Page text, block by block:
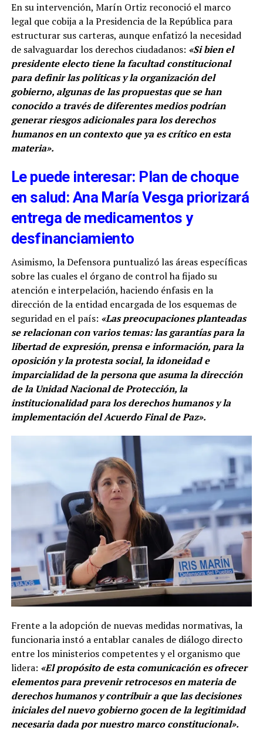
En su intervención, Marín Ortiz reconoció el marco
legal que cobija a la Presidencia de la República para
estructurar sus carteras, aunque enfatizó la necesidad
de salvaguardar los derechos ciudadanos: «Si bien el
presidente electo tiene la facultad constitucional
para definir las políticas y la organización del
gobierno, algunas de las propuestas que se han
conocido a través de diferentes medios podrían
generar riesgos adicionales para los derechos
humanos en un contexto que ya es crítico en esta
materia».
Le puede interesar: Plan de choque
en salud: Ana María Vesga priorizará
entrega de medicamentos y
desfinanciamiento
Asimismo, la Defensora puntualizó las áreas específicas
sobre las cuales el órgano de control ha fijado su
atención e interpelación, haciendo énfasis en la
dirección de la entidad encargada de los esquemas de
seguridad en el país: «Las preocupaciones planteadas
se relacionan con varios temas: las garantías para la
libertad de expresión, prensa e información, para la
oposición y la protesta social, la idoneidad e
imparcialidad de la persona que asuma la dirección
de la Unidad Nacional de Protección, la
institucionalidad para los derechos humanos y la
implementación del Acuerdo Final de Paz».
Frente a la adopción de nuevas medidas normativas, la
funcionaria instó a entablar canales de diálogo directo
entre los ministerios competentes y el organismo que
lidera: «El propósito de esta comunicación es ofrecer
elementos para prevenir retrocesos en materia de
derechos humanos y contribuir a que las decisiones
iniciales del nuevo gobierno gocen de la legitimidad
necesaria dada por nuestro marco constitucional».